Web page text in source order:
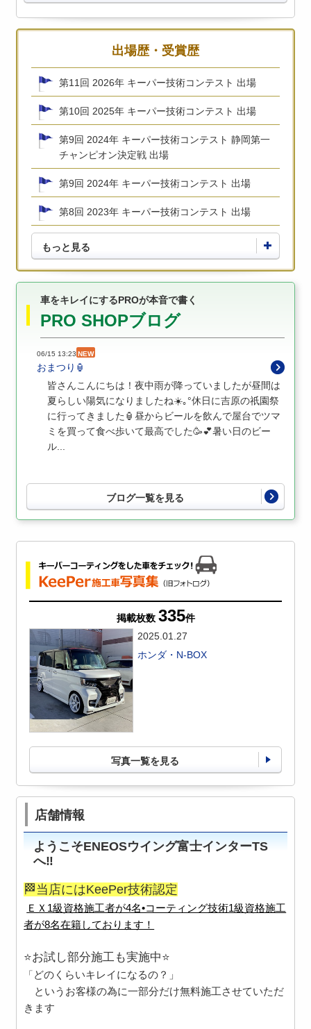
出場歴・受賞歴
第11回 2026年 キーパー技術コンテスト 出場
第10回 2025年 キーパー技術コンテスト 出場
第9回 2024年 キーパー技術コンテスト 静岡第一
チャンピオン決定戦 出場
第9回 2024年 キーパー技術コンテスト 出場
第8回 2023年 キーパー技術コンテスト 出場
もっと見る
車をキレイにするPROが本音で書く
PRO SHOPブログ
06/15 13:23 NEW
おまつり🏮
皆さんこんにちは！夜中雨が降っていましたが昼間は
夏らしい陽気になりましたね☀️｡°休日に吉原の祇園祭
に行ってきました🏮昼からビールを飲んで屋台でツマ
ミを買って食べ歩いて最高でした🥳💕︎︎暑い日のビー
ル...
ブログ一覧を見る
掲載枚数 335件
2025.01.27
ホンダ・N-BOX
写真一覧を見る
店舗情報
ようこそENEOSウイング富士インターTS
へ‼️
🏁当店にはKeePer技術認定
ＥＸ1級資格施工者が4名•コーティング技術1級資格施工
者が8名在籍しております！
⭐️お試し部分施工も実施中⭐️
「 どのくらいキレイになるの？」
というお客様の為に一部分だけ無料施工させていただ
きます